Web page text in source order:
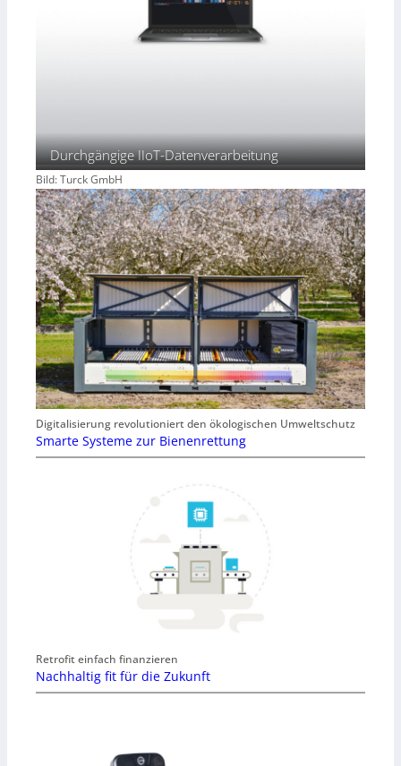
Durchgängige IIoT-Datenverarbeitung
Bild: Turck GmbH
Digitalisierung revolutioniert den ökologischen Umweltschutz
Smarte Systeme zur Bienenrettung
Retrofit einfach finanzieren
Nachhaltig fit für die Zukunft